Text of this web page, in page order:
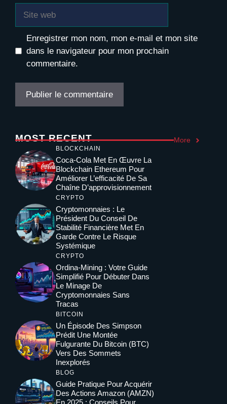
Enregistrer mon nom, mon e-mail et mon site
dans le navigateur pour mon prochain
commentaire.
MOST RECENT More
BLOCKCHAIN
Coca-Cola Met En Œuvre La
Blockchain Ethereum Pour
Améliorer L’efficacité De Sa
Chaîne D’approvisionnement
CRYPTO
Cryptomonnaies : Le
Président Du Conseil De
Stabilité Financière Met En
Garde Contre Le Risque
Systémique
CRYPTO
Ordina-Mining : Votre Guide
Simplifié Pour Débuter Dans
Le Minage De
Cryptomonnaies Sans
Tracas
BITCOIN
Un Épisode Des Simpson
Prédit Une Montée
Fulgurante Du Bitcoin (BTC)
Vers Des Sommets
Inexplorés
BLOG
Guide Pratique Pour Acquérir
Des Actions Amazon (AMZN)
En 2025 : Conseils Pour